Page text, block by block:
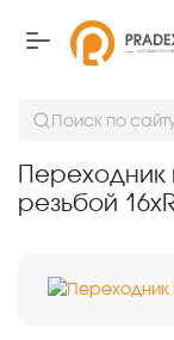
Поиск по
резьбой